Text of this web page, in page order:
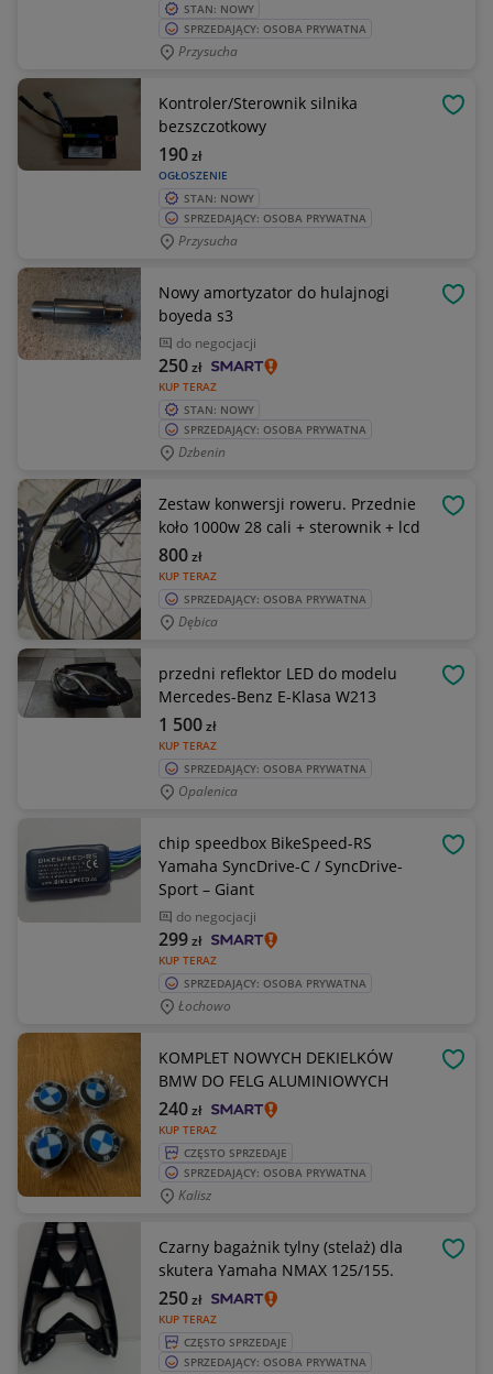
STAN: NOWY
SPRZEDAJĄCY: OSOBA PRYWATNA
Przysucha
Kontroler/Sterownik silnika
bezszczotkowy
OGŁOSZENIE
190zł
STAN: NOWY
SPRZEDAJĄCY: OSOBA PRYWATNA
Przysucha
Nowy amortyzator do hulajnogi
boyeda s3
do negocjacji
KUP TERAZ
250zł
STAN: NOWY
SPRZEDAJĄCY: OSOBA PRYWATNA
Dzbenin
Zestaw konwersji roweru. Przednie
koło 1000w 28 cali + sterownik + lcd
KUP TERAZ
800zł
SPRZEDAJĄCY: OSOBA PRYWATNA
Dębica
przedni reflektor LED do modelu
Mercedes-Benz E-Klasa W213
KUP TERAZ
1 500zł
SPRZEDAJĄCY: OSOBA PRYWATNA
Opalenica
chip speedbox BikeSpeed-RS
Yamaha SyncDrive-C / SyncDrive-
Sport – Giant
do negocjacji
KUP TERAZ
299zł
SPRZEDAJĄCY: OSOBA PRYWATNA
Łochowo
KOMPLET NOWYCH DEKIELKÓW
BMW DO FELG ALUMINIOWYCH
KUP TERAZ
240zł
CZĘSTO SPRZEDAJE
SPRZEDAJĄCY: OSOBA PRYWATNA
Kalisz
Czarny bagażnik tylny (stelaż) dla
skutera Yamaha NMAX 125/155.
KUP TERAZ
250zł
CZĘSTO SPRZEDAJE
SPRZEDAJĄCY: OSOBA PRYWATNA